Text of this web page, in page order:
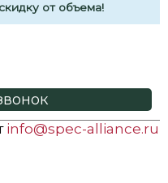
от объема!
info@spec-alliance.ru